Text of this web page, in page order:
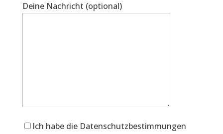
Deine Nachricht (optional)
Ich habe die Datenschutzbestimmungen